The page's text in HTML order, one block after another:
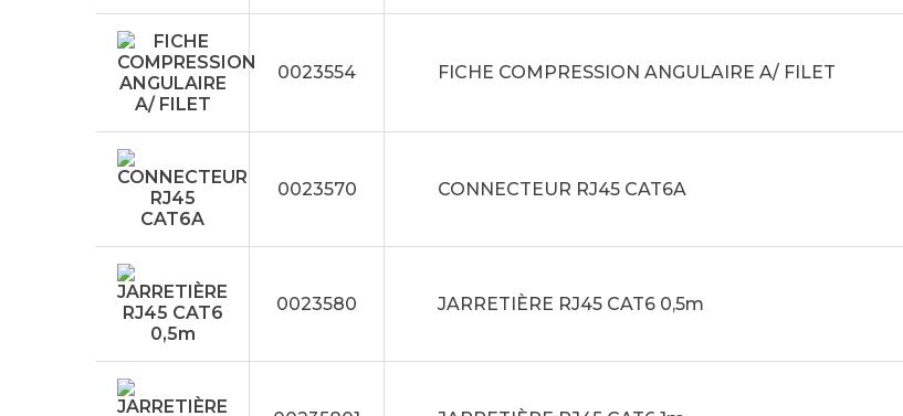
0023554 FICHE COMPRESSION ANGULAIRE A/ FILET
0023570 CONNECTEUR RJ45 CAT6A
0023580 JARRETIÈRE RJ45 CAT6 0,5m